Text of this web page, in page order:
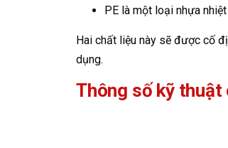
PE là một loại nhựa nhiệt
Hai chất liệu này sẽ được cố
dụng.
Thông số kỹ thuật